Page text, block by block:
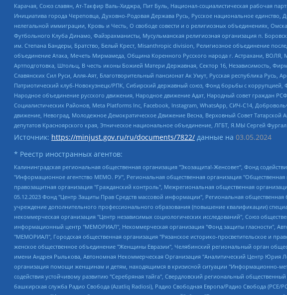
Карачая, Союз славян, Ат-Такфир Валь-Хиджра, Пит Буль, Национал-социалистическая рабочая
Инициатива города Череповца, Духовно-Родовая Держава Русь, Русское национальное
нелегальной иммиграции, Кровь и Честь, О свободе совести и о религиозных объединениях,
Футбольного Клуба Динамо, Файзрахманисты, Мусульманская религиозная организация п.
им. Степана Бандеры, Братство, Белый Крест, Misanthropic division, Религиозное объединение
объединение Атака, Мечеть Мирмамеда, Община Коренного Русского народа г. Астрахани, ВОЛЯ,
Артподготовка, Штольц, В честь иконы Божией Матери Державная, Сектор 16, Независимость,
Славянских Сил Руси, Алля-Аят, Благотворительный пансионат Ак Умут, Русская республика
Патриотический клуб-Новокузнецк/РПК, Сибирский державный союз, Фонд борьбы с коррупцией,
Народное объединение русского движения, Народное движение Адат, Народный совет граждан
Социалистических Районов, Meta Platforms Inc, Facebook, Instagram, WhatsApp, СИЧ-С14,
движение, Невоград, Молодежное Демократическое Движение Весна, Верховный Совет
депутатов Красноярского края, Этническое национальное объединение, ЛГБТ, Я.МЫ Сергей Фургал
Источник: https://minjust.gov.ru/ru/documents/7822/ данные на 03.05.2024
* Реестр иностранных агентов:
Калининградская региональная общественная организация "Экозащита!-Женсовет", Фонд содействия защите прав и свобод граждан "Общественный вердикт", Фонд "Институт Развития Свободы Информации", Частное учреждение "Информационное агентство МЕМО. РУ", Региональная общественная организация "Общественная комиссия по сохранению наследия академика Сахарова", Фонд поддержки свободы прессы, Санкт-Петербургская общественная правозащитная организация "Гражданский контроль", Межрегиональная общественная организация "Информационно-просветительский центр "Мемориал", Региональный Фонд "Центр Защиты Прав Средств Массовой Информации", с 05.12.2023 Фонд "Центр Защиты Прав Средств массовой информации", Региональная общественная благотворительная организация помощи беженцам и мигрантам "Гражданское содействие", Негосударственное образовательное учреждение дополнительного профессионального образования (повышение квалификации) специалистов "АКАДЕМИЯ ПО ПРАВАМ ЧЕЛОВЕКА", Свердловская региональная общественная организация "Сутяжник", Автономная некоммерческая организация "Центр независимых социологических исследований", Союз общественных объединений "Российский исследовательский центр по правам человека", Региональное общественное учреждение научно-информационный центр "МЕМОРИАЛ", Некоммерческая организация "Фонд защиты гласности", Автономная некоммерческая организация "Институт прав человека", Городская общественная организация "Екатеринбургское общество "МЕМОРИАЛ", Городская общественная организация "Рязанское историко-просветительское и правозащитное общество "Мемориал" (Рязанский Мемориал), Челябинский региональный орган общественной самодеятельности – женское общественное объединение "Женщины Евразии", Челябинский региональный орган общественной самодеятельности "Уральская правозащитная группа", Фонд содействия защите здоровья и социальной справедливости имени Андрея Рылькова, Автономная Некоммерческая Организация "Аналитический Центр Юрия Левады", Автономная некоммерческая организация социальной поддержки населения "Проект Апрель", Региональная общественная организация помощи женщинам и детям, находящимся в кризисной ситуации "Информационно-методический центр "Анна", Фонд содействия развитию массовых коммуникаций и правовому просвещению "Так-так-Так", Фонд содействия устойчивому развитию "Серебряная тайга", Свердловский региональный общественный фонд социальных проектов "Новое время", "Idel.Реалии", Кавказ.Реалии, Крым.Реалии, Телеканал Настоящее Время, Татаро-башкирская служба Радио Свобода (Azatliq Radiosi), Радио Свободная Европа/Радио Свобода (PCE/PC), "Сибирь.Реалии", "Фактограф", Благотворительный фонд помощи осужденным и их семьям, Автономная некоммерческая организация "Институт глобализации и социальных движений", Фонд "В защиту прав заключенных", Частное учреждение "Центр поддержки и содействия развитию средств массовой информации", Пензенский региональный общественный благотворительный фонд "Гражданский союз", "Север.Реалии", Некоммерческая организация Фонд "Правовая инициатива", Общество с ограниченной ответственностью "Радио Свободная Европа/Радио Свобода", Чешское информационное агентство "MEDIUM-ORIENT", Красноярская региональная общественная организация "Мы против СПИДа", Камалягин Денис Николаевич, Маркелов Сергей Евгеньевич, Пономарев Лев Александрович, Савицкая Людмила Алексеевна, Автономная некоммерческая организация "Центр по работе с проблемой насилия "НАСИЛИЮ.НЕТ", Межрегиональный профессиональный союз работников здравоохранения "Альянс врачей", Юридическое лицо, зарегистрированное в Латвийской Республике, SIA "Medusa Project" (регистрационный номер 40103797863, дата регистрации 10.06.2014), Некоммерческая организация "Фонд по борьбе с коррупцией", Автономная некоммерческая организация "Институт права и публичной политики", Баданин Роман Сергеевич, Гликин Максим Александрович, Железнова Мария Михайловна, Лукьянова Юлия Сергеевна, Маетная Елизавета Витальевна, Маняхин Петр Борисович, Чуракова Ольга Владимировна, Ярош Юлия Петровна, Юридическое лицо "The Insider SIA", зарегистрированное в Риге, Латвийская Республика (дата регистрации 26.06.2015), являющееся администратором доменного имени интернет-издания "The Insider SIA", https://theins.ru, Постернак